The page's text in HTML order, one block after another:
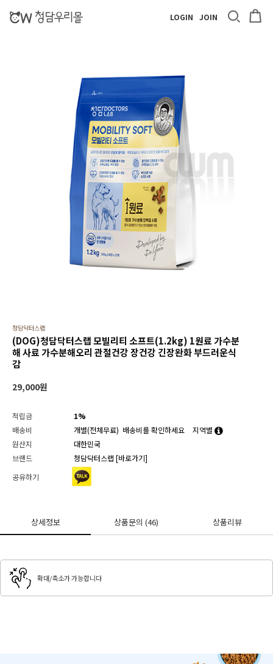
LOGIN JOIN
청담닥터스랩
(DOG)청담닥터스랩 모빌리티 소프트(1.2kg) 1원료 가수분
해 사료 가수분해오리 관절건강 장건강 긴장완화 부드러운식
감
29,000원
적립금
1%
배송비
개별(전체무료) 배송비를 확인하세요
지역별
원산지
대한민국
브랜드
청담닥터스랩 [바로가기]
공유하기
상세정보 상품문의(46) 상품리뷰
확대/축소가 가능합니다